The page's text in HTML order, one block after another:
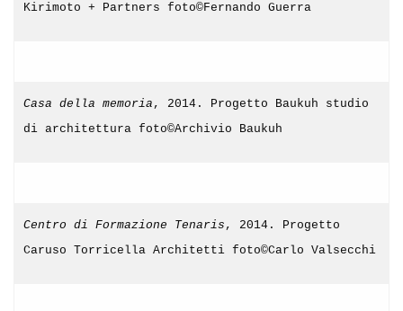
Kirimoto + Partners foto©Fernando Guerra
Casa della memoria , 2014. Progetto Baukuh studio
di architettura foto©Archivio Baukuh
Centro di Formazione Tenaris , 2014. Progetto
Caruso Torricella Architetti foto©Carlo Valsecchi